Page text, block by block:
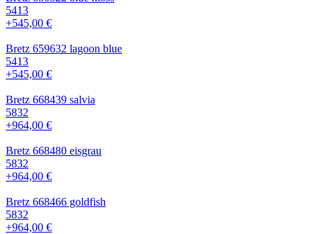
5413
+545,00 €
Bretz 659632 lagoon blue
5413
+545,00 €
Bretz 668439 salvia
5832
+964,00 €
Bretz 668480 eisgrau
5832
+964,00 €
Bretz 668466 goldfish
5832
+964,00 €